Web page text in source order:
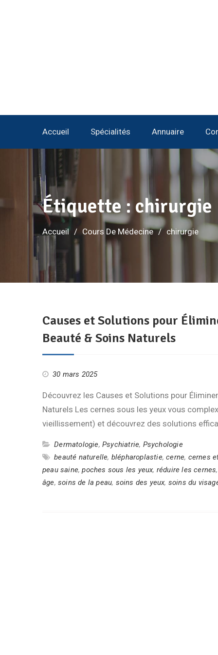
Accueil Spécialités Annuaire
Étiquette :chirurgie
Accueil Cours De Médecine chirurgie
Causes et Solutions pour
Beauté & Soins Naturels
30 mars 2025
Découvrez les Causes et Solutions pour
Naturels Les cernes sous les yeux vous
vieillissement) et découvrez des solutions
Dermatologie,Psychiatrie, Psychologie
beauté naturelle, blépharoplastie,cerne, cernes
peau saine,poches sous les yeux, réduire les cernes,
âge,soins de la peau, soins des yeux, soins du